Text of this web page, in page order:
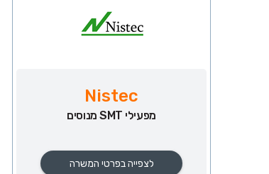
Nistec
מפעילי SMT מנוסים
לצפייה בפרטי המשרה